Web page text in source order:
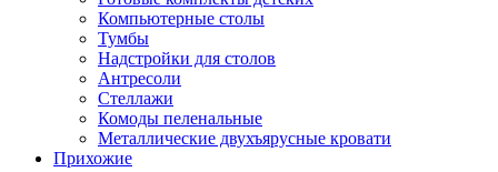
Компьютерные столы
Тумбы
Надстройки для столов
Антресоли
Стеллажи
Комоды пеленальные
Металлические двухъярусные кровати
Прихожие